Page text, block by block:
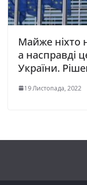
Майже ніхто
а насправді
України.
19 Листопада, 2022